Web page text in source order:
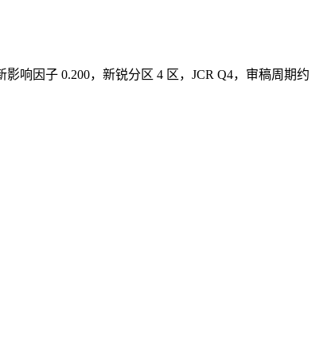
响因子 0.200，新锐分区 4 区，JCR Q4，审稿周期约